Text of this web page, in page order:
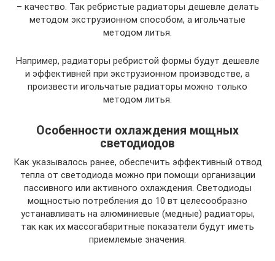
– качество. Так ребристые радиаторы дешевле делать
методом экструзионном способом, а игольчатые
методом литья.
Например, радиаторы ребристой формы будут дешевле
и эффективней при экструзионном производстве, а
произвести игольчатые радиаторы можно только
методом литья.
Особенности охлаждения мощных
светодиодов
Как указывалось ранее, обеспечить эффективный отвод
тепла от светодиода можно при помощи организации
пассивного или активного охлаждения. Светодиоды
мощностью потребления до 10 вт целесообразно
устанавливать на алюминиевые (медные) радиаторы,
так как их массогабаритные показатели будут иметь
приемлемые значения.